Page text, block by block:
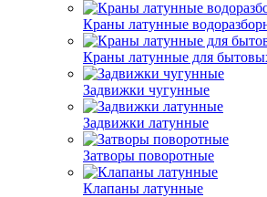
Краны латунные
Краны латунные для
Задвижки чугунные
Задвижки латунные
Затворы поворотные
Клапаны латунные